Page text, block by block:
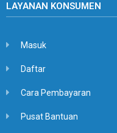
LAYANAN KONSUMEN
Masuk
Daftar
Cara Pembayaran
Pusat Bantuan